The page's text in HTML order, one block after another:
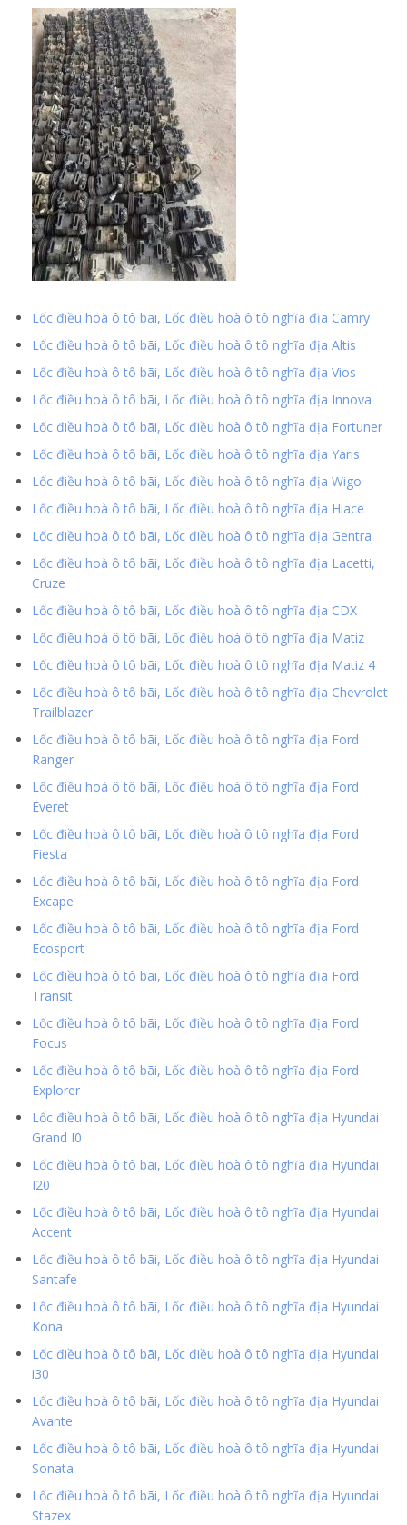
Lốc điều hoà ô tô bãi, Lốc điều hoà ô tô nghĩa địa Camry
Lốc điều hoà ô tô bãi, Lốc điều hoà ô tô nghĩa địa Altis
Lốc điều hoà ô tô bãi, Lốc điều hoà ô tô nghĩa địa Vios
Lốc điều hoà ô tô bãi, Lốc điều hoà ô tô nghĩa địa Innova
Lốc điều hoà ô tô bãi, Lốc điều hoà ô tô nghĩa địa Fortuner
Lốc điều hoà ô tô bãi, Lốc điều hoà ô tô nghĩa địa Yaris
Lốc điều hoà ô tô bãi, Lốc điều hoà ô tô nghĩa địa Wigo
Lốc điều hoà ô tô bãi, Lốc điều hoà ô tô nghĩa địa Hiace
Lốc điều hoà ô tô bãi, Lốc điều hoà ô tô nghĩa địa Gentra
Lốc điều hoà ô tô bãi, Lốc điều hoà ô tô nghĩa địa Lacetti,
Cruze
Lốc điều hoà ô tô bãi, Lốc điều hoà ô tô nghĩa địa CDX
Lốc điều hoà ô tô bãi, Lốc điều hoà ô tô nghĩa địa Matiz
Lốc điều hoà ô tô bãi, Lốc điều hoà ô tô nghĩa địa Matiz 4
Lốc điều hoà ô tô bãi, Lốc điều hoà ô tô nghĩa địa Chevrolet
Trailblazer
Lốc điều hoà ô tô bãi, Lốc điều hoà ô tô nghĩa địa Ford
Ranger
Lốc điều hoà ô tô bãi, Lốc điều hoà ô tô nghĩa địa Ford
Everet
Lốc điều hoà ô tô bãi, Lốc điều hoà ô tô nghĩa địa Ford
Fiesta
Lốc điều hoà ô tô bãi, Lốc điều hoà ô tô nghĩa địa Ford
Excape
Lốc điều hoà ô tô bãi, Lốc điều hoà ô tô nghĩa địa Ford
Ecosport
Lốc điều hoà ô tô bãi, Lốc điều hoà ô tô nghĩa địa Ford
Transit
Lốc điều hoà ô tô bãi, Lốc điều hoà ô tô nghĩa địa Ford
Focus
Lốc điều hoà ô tô bãi, Lốc điều hoà ô tô nghĩa địa Ford
Explorer
Lốc điều hoà ô tô bãi, Lốc điều hoà ô tô nghĩa địa Hyundai
Grand I0
Lốc điều hoà ô tô bãi, Lốc điều hoà ô tô nghĩa địa Hyundai
I20
Lốc điều hoà ô tô bãi, Lốc điều hoà ô tô nghĩa địa Hyundai
Accent
Lốc điều hoà ô tô bãi, Lốc điều hoà ô tô nghĩa địa Hyundai
Santafe
Lốc điều hoà ô tô bãi, Lốc điều hoà ô tô nghĩa địa Hyundai
Kona
Lốc điều hoà ô tô bãi, Lốc điều hoà ô tô nghĩa địa Hyundai
i30
Lốc điều hoà ô tô bãi, Lốc điều hoà ô tô nghĩa địa Hyundai
Avante
Lốc điều hoà ô tô bãi, Lốc điều hoà ô tô nghĩa địa Hyundai
Sonata
Lốc điều hoà ô tô bãi, Lốc điều hoà ô tô nghĩa địa Hyundai
Stazex